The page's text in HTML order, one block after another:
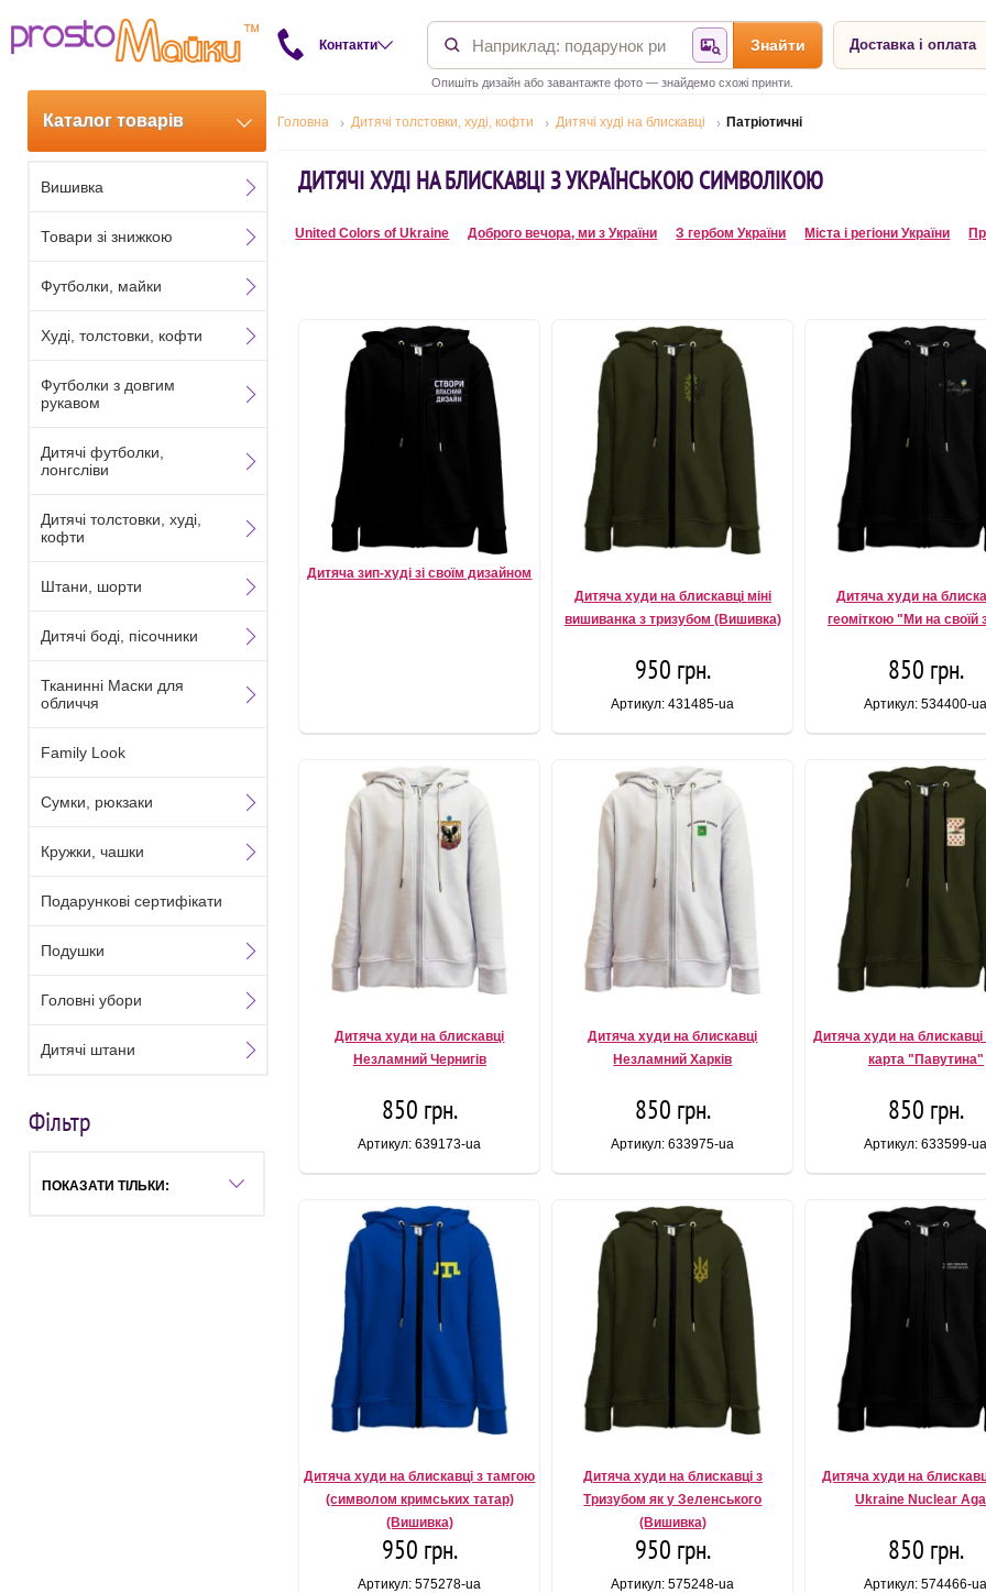
Контакти Знайти за фотографією
Знайти
Опишіть дизайн або завантажте фото — знайдемо схожі принти.
Доставка і оплата
Каталог товарів Головна Дитячі толстовки, худі, кофти Дитячі худі на блискавці Патріотичні
ДИТЯЧІ ХУДІ НА БЛИСКАВЦІ З УКРАЇНСЬКОЮ СИМВОЛІКОЮ
United Colors of Ukraine Доброго вечора, ми з України З гербом України Міста і регіони України
Дитяча зип-худі зі своїм дизайном
Дитяча худи на блискавці міні
вишиванка з тризубом (Вишивка)
950 грн.
Артикул: 431485-ua
Дитяча худи на
геоміткою "Ми на своїй
850 грн.
Артикул: 534400-ua
Дитяча худи на блискавці
Незламний Чернигів
850 грн.
Артикул: 639173-ua
Дитяча худи на блискавці
Незламний Харків
850 грн.
Артикул: 633975-ua
Дитяча худи на блискавці
карта "Павутина"
850 грн.
Артикул: 633599-ua
Дитяча худи на блискавці з тамгою
(символом кримських татар)
(Вишивка)
950 грн.
Артикул: 575278-ua
Дитяча худи на блискавці з
Тризубом як у Зеленського
(Вишивка)
950 грн.
Артикул: 575248-ua
Дитяча худи на
Ukraine Nuclear
850 грн.
Артикул: 574466-ua
Вишивка
Товари зі знижкою
Футболки, майки
Худі, толстовки, кофти
Футболки з довгим
рукавом
Дитячі футболки,
лонгсліви
Дитячі толстовки, худі,
кофти
Штани, шорти
Дитячі боді, пісочники
Тканинні Маски для
обличчя
Family Look
Сумки, рюкзаки
Кружки, чашки
Подарункові сертифікати
Подушки
Головні убори
Дитячі штани
Фільтр
ПОКАЗАТИ ТІЛЬКИ: